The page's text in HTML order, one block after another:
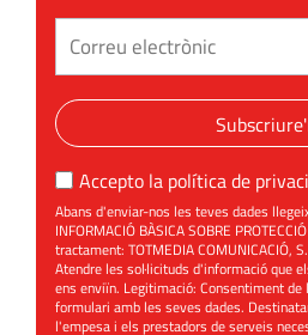
Accepto la política de
Abans d'enviar-nos les teves dades
INFORMACIÓ BÀSICA SOBRE
tractament: TOTMEDIA COMUNICACIÓ,
Atendre les sol·licituds d'informació que
ens enviïn. Legitimació: Consentiment
formulari amb les seves dades.
l'empesa i els prestadors de serveis